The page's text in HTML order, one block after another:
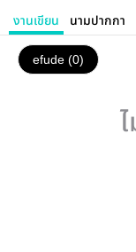
งานเขียน นามปากกา
efude (0)